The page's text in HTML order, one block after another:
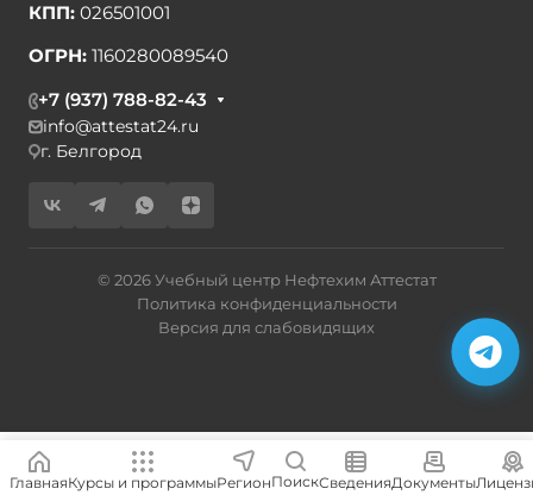
ГлавнаяКурсы и программыРегионПоискСведенияДокументы
КПП: 026501001
ОГРН: 1160280089540
+7 (937) 788-82-43
info@attestat24.ru
г. Белгород
© 2026 Учебный центр Нефтехим Аттестат
Политика конфиденциальности
Версия для слабовидящих